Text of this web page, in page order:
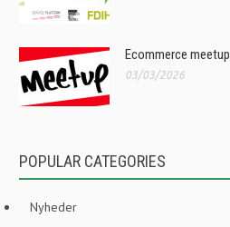
Ecommerce
03/03/2026
POPULAR CATEGORIES
Nyheder